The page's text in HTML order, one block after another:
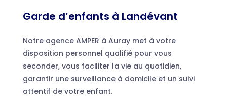
Garde d’enfants à Landévant
Notre agence AMPER à Auray met à votre
disposition personnel qualifié pour vous
seconder, vous faciliter la vie au quotidien,
garantir une surveillance à domicile et un suivi
attentif de votre enfant.